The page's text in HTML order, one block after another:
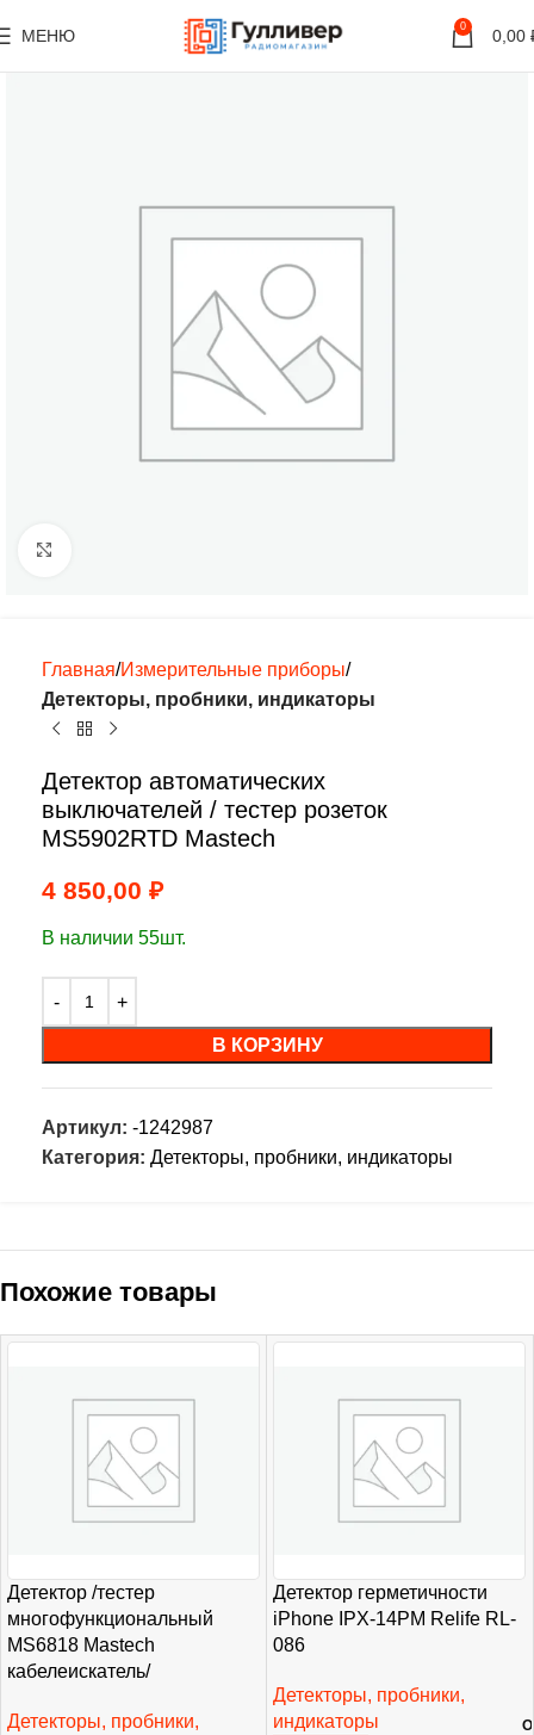
МЕНЮ 0 0,00
Главная Измерительные приборы
Детекторы, пробники, индикаторы
Детектор автоматических
выключателей / тестер розеток
MS5902RTD Mastech
4 850,00 ₽
В наличии 55шт.
В КОРЗИНУ
Артикул: -1242987
Категория: Детекторы, пробники, индикаторы
Похожие товары
Детектор /тестер
многофункциональный
MS6818 Mastech
кабелеискатель/
Детекторы, пробники,
Детектор герметичности
iPhone IPX-14PM Relife RL-
086
Детекторы, пробники,
индикаторы